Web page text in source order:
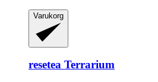
Varukorg
resetea Terrarium